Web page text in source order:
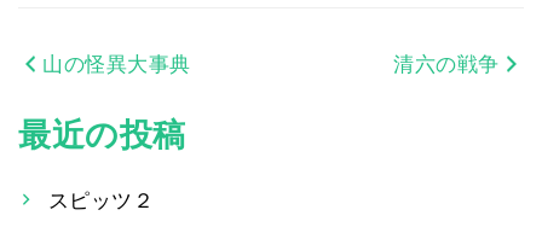
投
稿
ビ
山の怪異大事典 清六の戦争
最近の投稿
スピッツ２